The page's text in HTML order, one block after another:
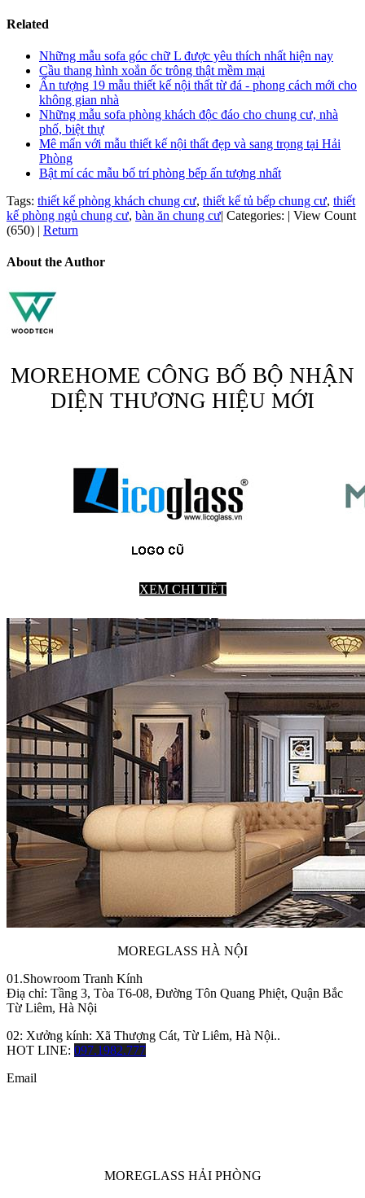
Related
Những mẫu sofa góc chữ L được yêu thích nhất hiện nay
Cầu thang hình xoắn ốc trông thật mềm mại
Ấn tượng 19 mẫu thiết kế nội thất từ đá - phong cách mới cho
không gian nhà
Những mẫu sofa phòng khách độc đáo cho chung cư, nhà
phố, biệt thự
Mê mẩn với mẫu thiết kế nội thất đẹp và sang trọng tại Hải
Phòng
Bật mí các mẫu bố trí phòng bếp ấn tượng nhất
Tags: thiết kế phòng khách chung cư, thiết kế tủ bếp chung cư, thiết
kế phòng ngủ chung cư, bàn ăn chung cư| Categories: | View Count
(650) | Return
About the Author
MOREHOME CÔNG BỐ BỘ NHẬN
DIỆN THƯƠNG HIỆU MỚI
XEM CHI TIẾT
MOREGLASS HÀ NỘI
01.Showroom Tranh Kính
Điạ chỉ: Tầng 3, Tòa T6-08, Đường Tôn Quang Phiệt, Quận Bắc
Từ Liêm, Hà Nội
02: Xưởng kính: Xã Thượng Cát, Từ Liêm, Hà Nội..
HOT LINE: 097.1982.777
Email
MOREGLASS HẢI PHÒNG